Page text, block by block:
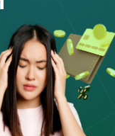
будет, если не
кредитором
ru/post/kak-
К списку